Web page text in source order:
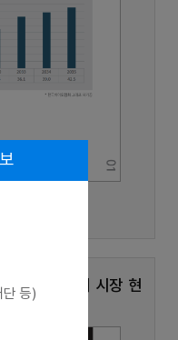
세포치료제 시장 현
등)